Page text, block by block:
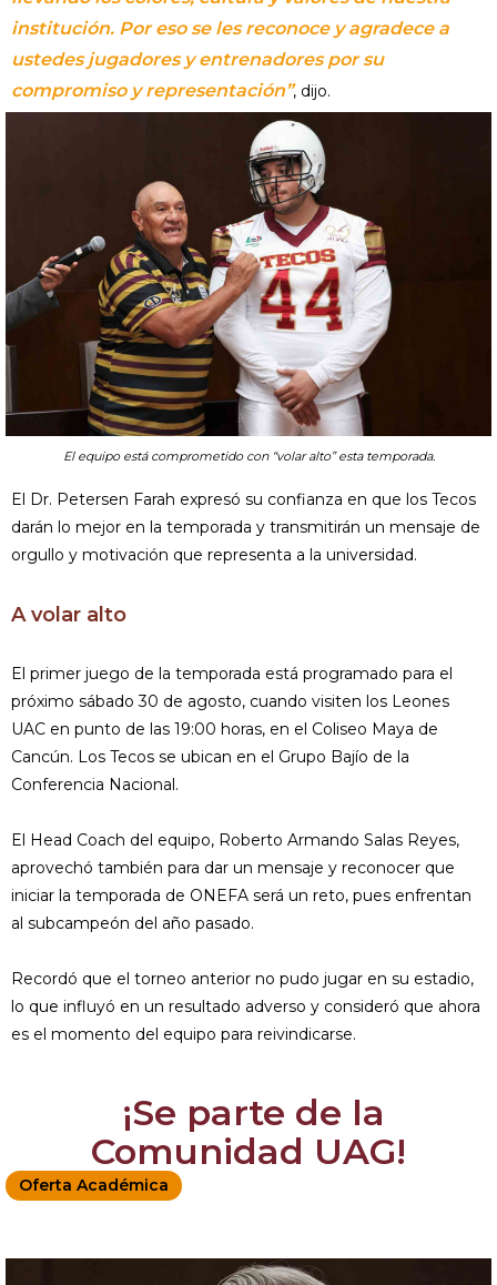
institución. Por eso se les reconoce y agradece a
ustedes jugadores y entrenadores por su
compromiso y representación”, dijo.
El equipo está comprometido con “volar alto” esta temporada.
El Dr. Petersen Farah expresó su confianza en que los Tecos
darán lo mejor en la temporada y transmitirán un mensaje de
orgullo y motivación que representa a la universidad.
A volar alto
El primer juego de la temporada está programado para el
próximo sábado 30 de agosto, cuando visiten los Leones
UAC en punto de las 19:00 horas, en el Coliseo Maya de
Cancún. Los Tecos se ubican en el Grupo Bajío de la
Conferencia Nacional.
El Head Coach del equipo, Roberto Armando Salas Reyes,
aprovechó también para dar un mensaje y reconocer que
iniciar la temporada de ONEFA será un reto, pues enfrentan
al subcampeón del año pasado.
Recordó que el torneo anterior no pudo jugar en su estadio,
lo que influyó en un resultado adverso y consideró que ahora
es el momento del equipo para reivindicarse.
¡Se parte de la
Comunidad UAG!
Oferta Académica